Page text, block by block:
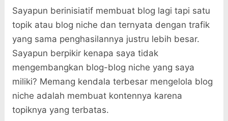
Sayapun berinisiatif membuat blog lagi tapi satu
topik atau blog niche dan ternyata dengan trafik
yang sama penghasilannya justru lebih besar.
Sayapun berpikir kenapa saya tidak
mengembangkan blog-blog niche yang saya
miliki? Memang kendala terbesar mengelola blog
niche adalah membuat kontennya karena
topiknya yang terbatas.